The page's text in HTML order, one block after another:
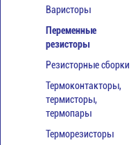
Варисторы
Переменные
резисторы
Резисторные сборки
Термоконтакторы,
термисторы,
термопары
Терморезисторы